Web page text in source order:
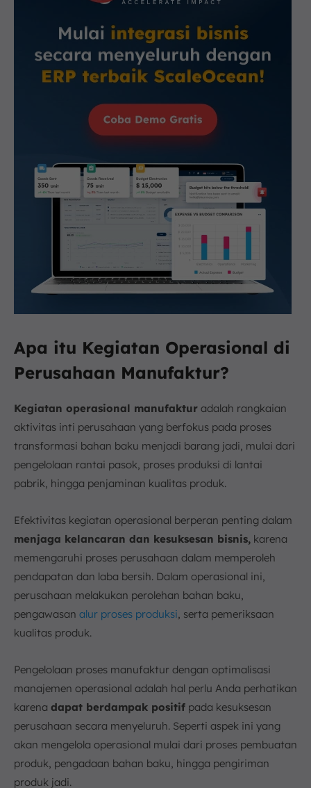
Apa itu Kegiatan Operasional di
Perusahaan Manufaktur?
Kegiatan operasional manufaktur adalah rangkaian
aktivitas inti perusahaan yang berfokus pada proses
transformasi bahan baku menjadi barang jadi, mulai dari
pengelolaan rantai pasok, proses produksi di lantai
pabrik, hingga penjaminan kualitas produk.
Efektivitas kegiatan operasional berperan penting dalam
menjaga kelancaran dan kesuksesan bisnis, karena
memengaruhi proses perusahaan dalam memperoleh
pendapatan dan laba bersih. Dalam operasional ini,
perusahaan melakukan perolehan bahan baku,
pengawasan alur proses produksi, serta pemeriksaan
kualitas produk.
Pengelolaan proses manufaktur dengan optimalisasi
manajemen operasional adalah hal perlu Anda perhatikan
karena dapat berdampak positif pada kesuksesan
perusahaan secara menyeluruh. Seperti aspek ini yang
akan mengelola operasional mulai dari proses pembuatan
produk, pengadaan bahan baku, hingga pengiriman
produk jadi.